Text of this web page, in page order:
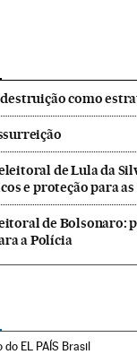
como
de Lula da
e proteção para
de Bolsonaro:
a Polícia
EL PAÍS Brasil